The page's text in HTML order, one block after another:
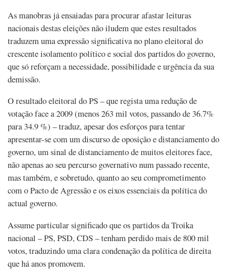
As manobras já ensaiadas para procurar afastar leituras
nacionais destas eleições não iludem que estes resultados
traduzem uma expressão significativa no plano eleitoral do
crescente isolamento político e social dos partidos do governo,
que só reforçam a necessidade, possibilidade e urgência da sua
demissão.
O resultado eleitoral do PS – que regista uma redução de
votação face a 2009 (menos 263 mil votos, passando de 36.7%
para 34.9 %) – traduz, apesar dos esforços para tentar
apresentar-se com um discurso de oposição e distanciamento do
governo, um sinal de distanciamento de muitos eleitores face,
não apenas ao seu percurso governativo num passado recente,
mas também, e sobretudo, quanto ao seu comprometimento
com o Pacto de Agressão e os eixos essenciais da política do
actual governo.
Assume particular significado que os partidos da Troika
nacional – PS, PSD, CDS – tenham perdido mais de 800 mil
votos, traduzindo uma clara condenação da política de direita
que há anos promovem.